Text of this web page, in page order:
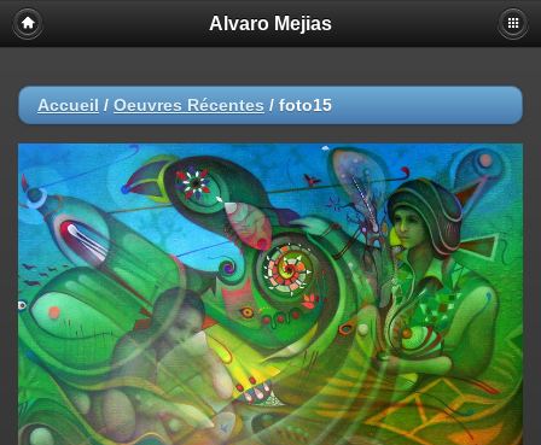
Alvaro Mejias
Accueil / Oeuvres Récentes / foto15